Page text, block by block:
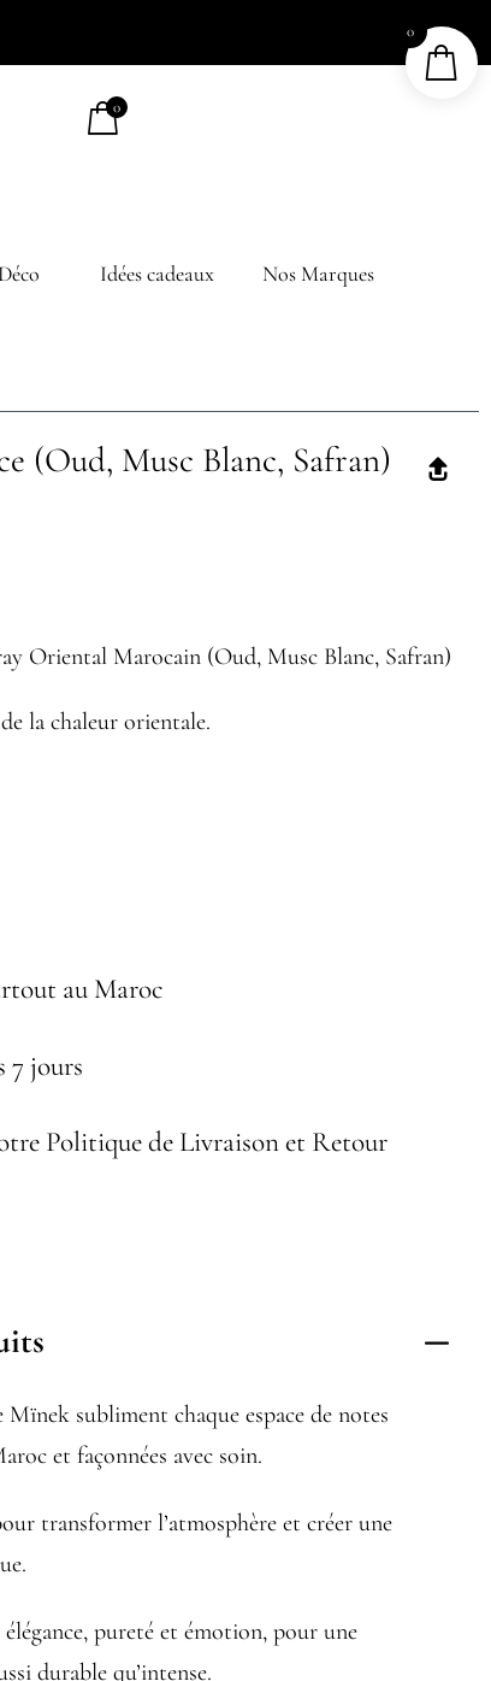
0
Idées cadeaux Nos Marques
(Oud, Musc Blanc, Safran)
Oriental Marocain (Oud, Musc Blanc, Safran)
la chaleur orientale.
au Maroc
7 jours
Politique de Livraison et Retour
Mïnek subliment chaque espace de notes
et façonnées avec soin.
transformer l’atmosphère et créer une
pureté et émotion, pour une
durable qu’intense.
0